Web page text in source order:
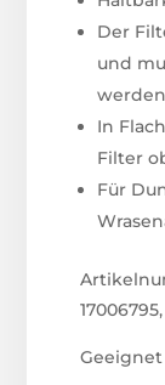
Der
und
werden
In
Filter
Für